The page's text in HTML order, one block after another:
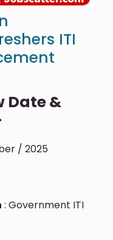
ITI
Date &
/ 2025
: Government ITI